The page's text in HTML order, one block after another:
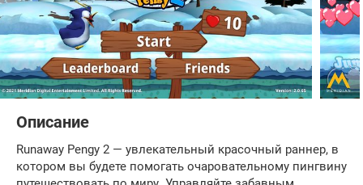
Описание
Runaway Pengy 2 — увлекательный красочный раннер, в
котором вы будете помогать очаровательному пингвину